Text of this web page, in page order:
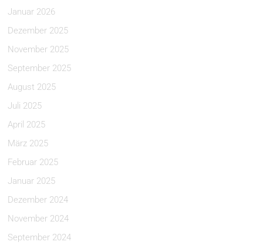
Januar 2026
Dezember 2025
November 2025
September 2025
August 2025
Juli 2025
April 2025
März 2025
Februar 2025
Januar 2025
Dezember 2024
November 2024
September 2024